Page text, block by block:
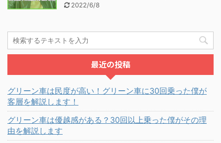
2022/6/8
最近の投稿
グリーン車は民度が高い！グリーン車に30回乗った僕が
客層を解説します！
グリーン車は優越感がある？30回以上乗った僕がその理
由を解説します